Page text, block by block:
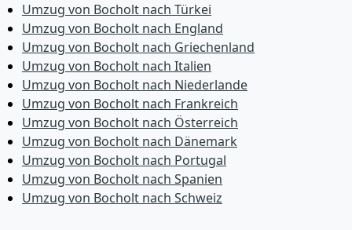
Umzug von Bocholt nach Türkei
Umzug von Bocholt nach England
Umzug von Bocholt nach Griechenland
Umzug von Bocholt nach Italien
Umzug von Bocholt nach Niederlande
Umzug von Bocholt nach Frankreich
Umzug von Bocholt nach Österreich
Umzug von Bocholt nach Dänemark
Umzug von Bocholt nach Portugal
Umzug von Bocholt nach Spanien
Umzug von Bocholt nach Schweiz